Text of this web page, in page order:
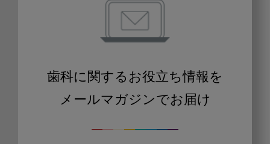
歯科に関するお役立ち情報を
メールマガジンでお届け